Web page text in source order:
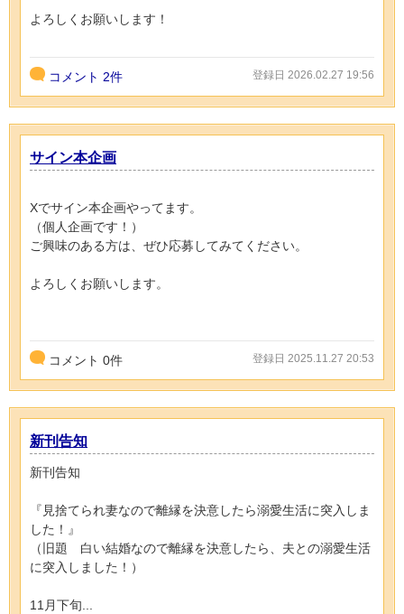
よろしくお願いします！
コメント 2件 登録日 2026.02.27 19:56
サイン本企画
Xでサイン本企画やってます。
（個人企画です！）
ご興味のある方は、ぜひ応募してみてください。
よろしくお願いします。
コメント 0件 登録日 2025.11.27 20:53
新刊告知
新刊告知
『見捨てられ妻なので離縁を決意したら溺愛生活に突入しま
した！』
（旧題 白い結婚なので離縁を決意したら、夫との溺愛生活
に突入しました！）
11月下旬...